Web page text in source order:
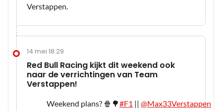
Verstappen.
14 mei 18:29
Red Bull Racing kijkt dit weekend ook
naar de verrichtingen van Team
Verstappen!
Weekend plans? 🍿🌳#F1 || @Max33Verstappen